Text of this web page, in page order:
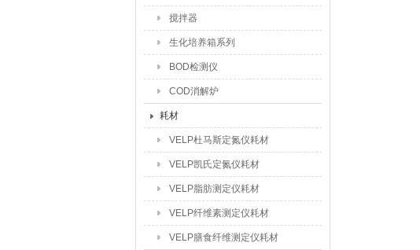
搅拌器
生化培养箱系列
BOD检测仪
COD消解炉
耗材
VELP杜马斯定氮仪耗材
VELP凯氏定氮仪耗材
VELP脂肪测定仪耗材
VELP纤维素测定仪耗材
VELP膳食纤维测定仪耗材